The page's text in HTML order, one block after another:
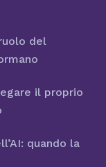
del
il proprio
quando la